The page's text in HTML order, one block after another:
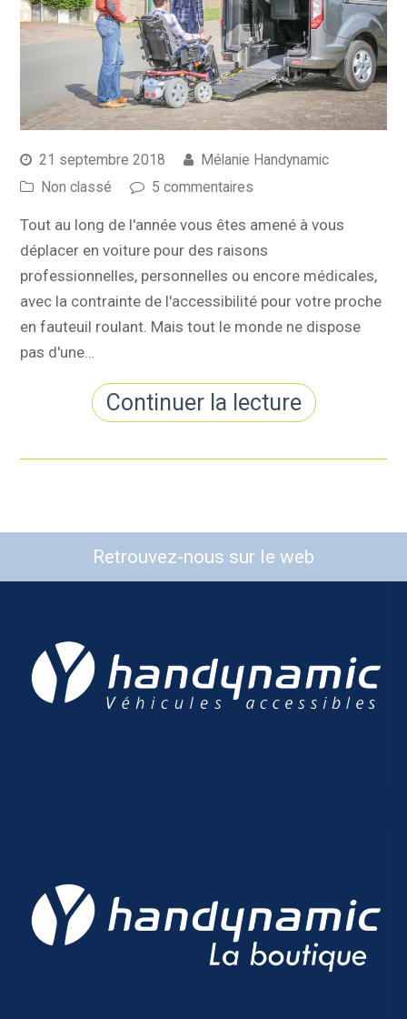
21 septembre 2018
Mélanie Handynamic
Non classé
5 commentaires
Tout au long de l'année vous êtes amené à vous
déplacer en voiture pour des raisons
professionnelles, personnelles ou encore médicales,
avec la contrainte de l'accessibilité pour votre proche
en fauteuil roulant. Mais tout le monde ne dispose
pas d'une…
Continuer la lecture
Retrouvez-nous sur le web